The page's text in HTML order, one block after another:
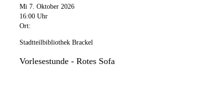
Mi 7. Oktober 2026
16:00 Uhr
Ort:
Stadtteilbibliothek Brackel
Vorlesestunde - Rotes Sofa